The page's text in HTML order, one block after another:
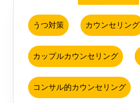
うつ対策 カウンセリング
カップルカウンセリング
コンサル的カウンセリング